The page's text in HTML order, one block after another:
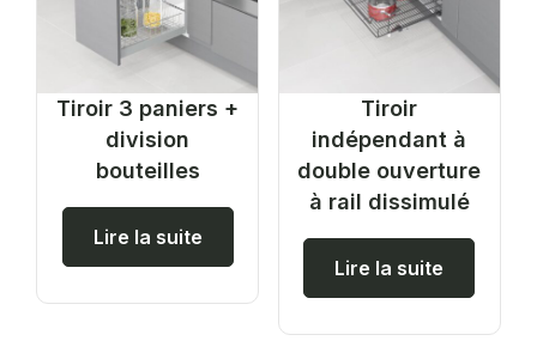
Tiroir 3 paniers +
division
bouteilles
Lire la suite
Tiroir
indépendant à
double ouverture
à rail dissimulé
Lire la suite